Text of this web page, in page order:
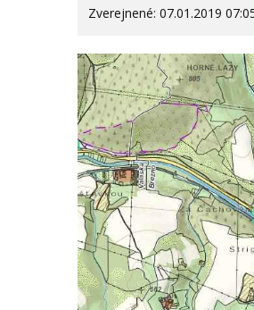
Zverejnené: 07.01.2019